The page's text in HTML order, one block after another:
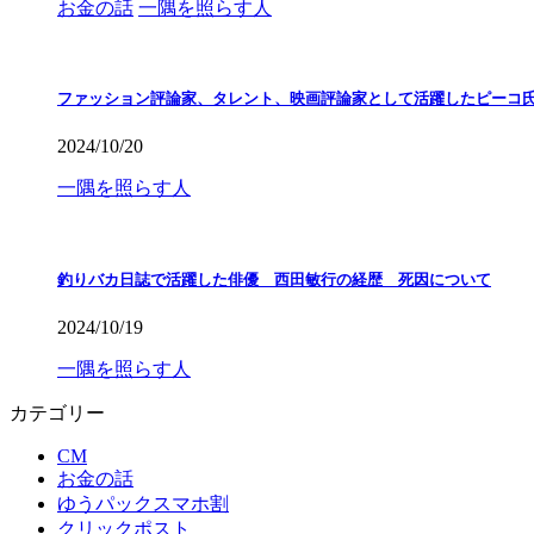
お金の話 一隅を照らす人
ファッション評論家、タレント、映画評論家として活躍したピーコ
2024/10/20
一隅を照らす人
釣りバカ日誌で活躍した俳優 西田敏行の経歴 死因について
2024/10/19
一隅を照らす人
カテゴリー
CM
お金の話
ゆうパックスマホ割
クリックポスト